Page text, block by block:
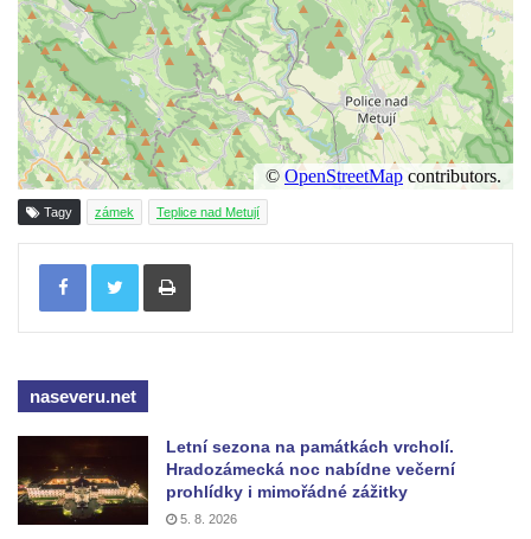
Tagy zámek Teplice nad Metují
Tisknout
naseveru.net
Letní sezona na památkách vrcholí.
Hradozámecká noc nabídne večerní
prohlídky i mimořádné zážitky
5. 8. 2026